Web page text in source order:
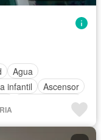
Agua
infantil
Ascensor
Cocina integral